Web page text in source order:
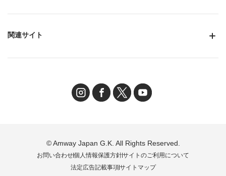
関連サイト
© Amway Japan G.K. All Rights Reserved.
お問い合わせ個人情報保護方針サイトのご利用について
法定広告記載事項サイトマップ